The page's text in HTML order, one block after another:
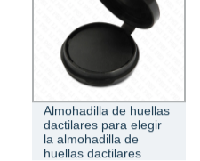
Almohadilla de huellas
dactilares para elegir
la almohadilla de
huellas dactilares